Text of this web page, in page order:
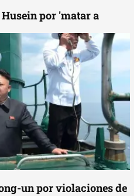
por 'matar a
un por violaciones de